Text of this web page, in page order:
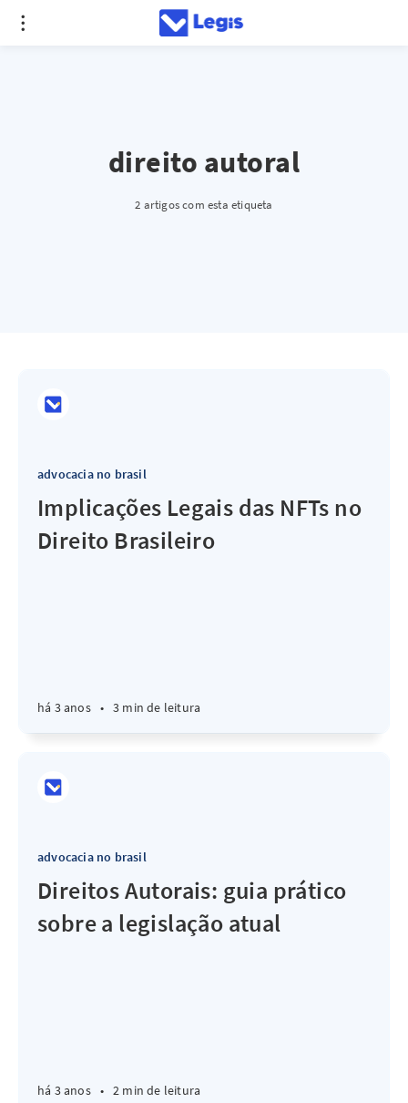
direito autoral
2 artigos com esta etiqueta
advocacia no brasil
Implicações Legais das NFTs no
Direito Brasileiro
há 3 anos • 3 min de leitura
advocacia no brasil
Direitos Autorais: guia prático
sobre a legislação atual
há 3 anos • 2 min de leitura